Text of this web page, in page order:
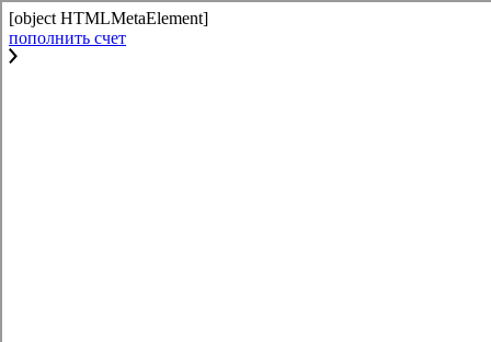
[object HTMLMetaElement]
пополнить счет